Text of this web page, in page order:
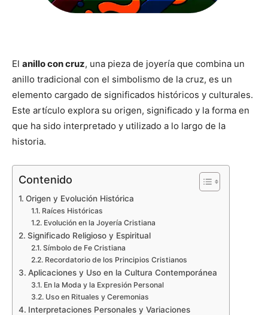
El anillo con cruz, una pieza de joyería que combina un
anillo tradicional con el simbolismo de la cruz, es un
elemento cargado de significados históricos y culturales.
Este artículo explora su origen, significado y la forma en
que ha sido interpretado y utilizado a lo largo de la
historia.
Contenido
Origen y Evolución Histórica
Raíces Históricas
Evolución en la Joyería Cristiana
Significado Religioso y Espiritual
Símbolo de Fe Cristiana
Recordatorio de los Principios Cristianos
Aplicaciones y Uso en la Cultura Contemporánea
En la Moda y la Expresión Personal
Uso en Rituales y Ceremonias
Interpretaciones Personales y Variaciones